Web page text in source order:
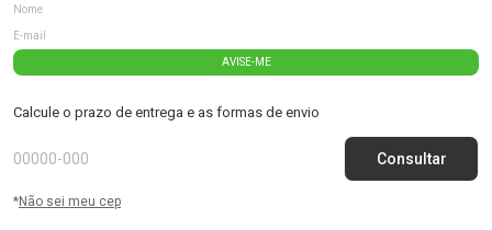
AVISE-ME
Calcule o prazo de entrega e as formas de envio
*Não sei meu cep